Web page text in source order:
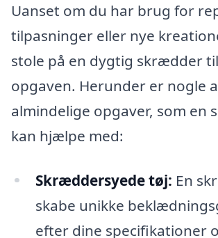
Uanset om du har brug for
tilpasninger eller nye
stole på en dygtig skrædder
opgaven. Herunder er nogle
almindelige opgaver, som en
kan hjælpe med:
Skræddersyede tøj: En
skabe unikke
efter dine specifikationer